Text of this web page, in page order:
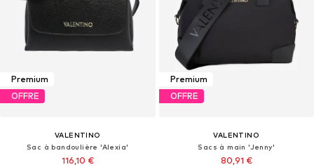
Premium
OFFRE
VALENTINO
Sac à bandoulière 'Alexia'
116,10 €
Premium
OFFRE
VALENTINO
Sacs à main 'Jenny'
80,91 €